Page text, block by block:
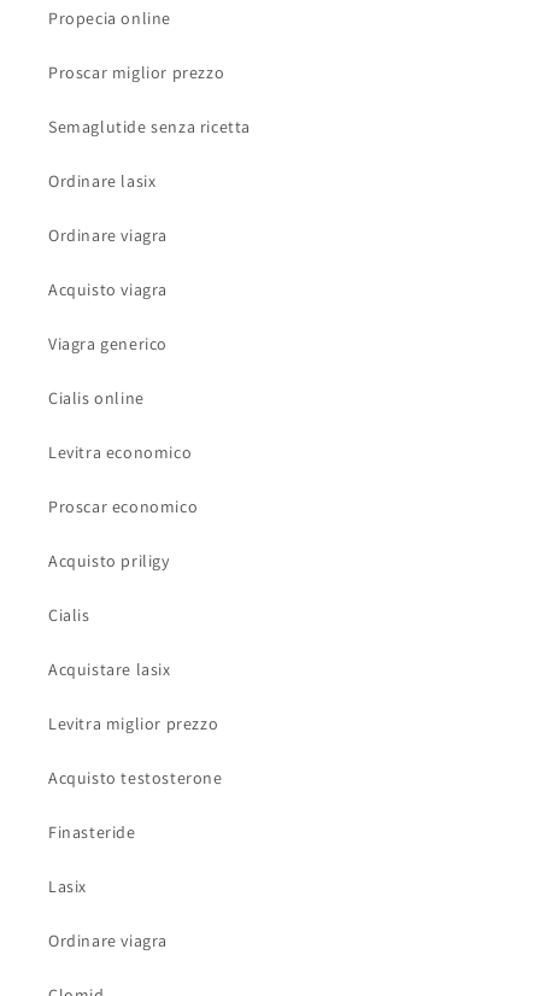
Propecia online
Proscar miglior prezzo
Semaglutide senza ricetta
Ordinare lasix
Ordinare viagra
Acquisto viagra
Viagra generico
Cialis online
Levitra economico
Proscar economico
Acquisto priligy
Cialis
Acquistare lasix
Levitra miglior prezzo
Acquisto testosterone
Finasteride
Lasix
Ordinare viagra